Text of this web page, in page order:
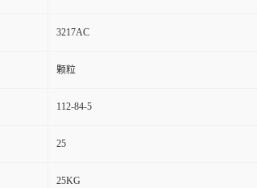
3217AC
颗粒
112-84-5
25
25KG